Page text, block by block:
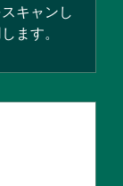
キャンし
ます。